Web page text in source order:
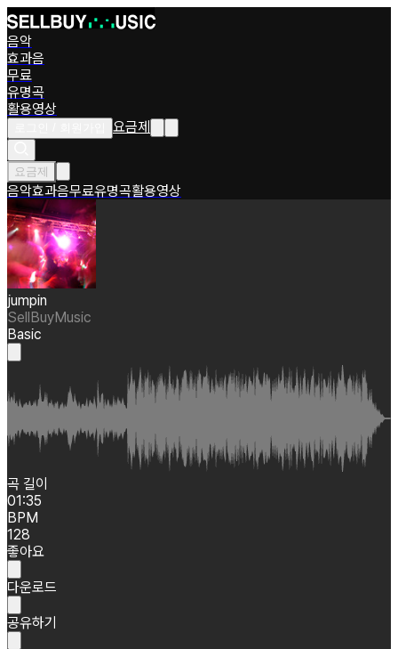
음악
효과음
무료
유명곡
활용영상
요금제
요금제
음악효과음무료유명곡활용영상
jumpin
SellBuyMusic
Basic
곡 길이
01:35
BPM
128
좋아요
다운로드
공유하기